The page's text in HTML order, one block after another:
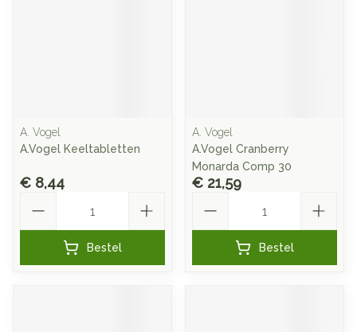
A. Vogel
A.Vogel Keeltabletten
€ 8,44
Bestel
A. Vogel
A.Vogel Cranberry
Monarda Comp 30
€ 21,59
Bestel